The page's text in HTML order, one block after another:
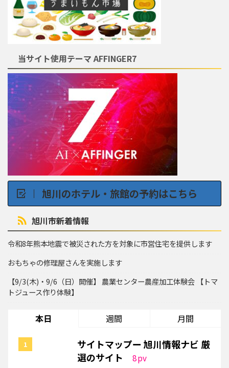
当サイト使用テーマ AFFINGER7
旭川のホテル・旅館の予約はこちら
旭川市新着情報
令和8年熊本地震で被災された方を対象に市営住宅を提供します
おもちゃの修理屋さんを実施します
【9/3(木)・9/6（日）開催】 農業センター農産加工体験会 【トマ
トジュース作り体験】
本日 週間 月間
サイトマップー 旭川情報ナビ 厳
選のサイト
8pv